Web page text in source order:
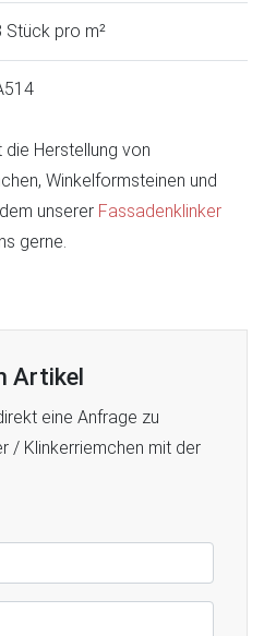
Stück pro m²
die Herstellung von
Winkelformsteinen und
unserer Fassadenklinker
gerne.
Artikel
eine Anfrage zu
/ Klinkerriemchen mit der